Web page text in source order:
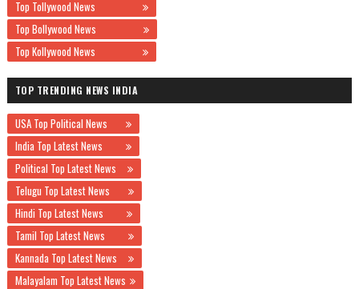
Top Tollywood News
Top Bollywood News
Top Kollywood News
TOP TRENDING NEWS INDIA
USA Top Political News
India Top Latest News
Political Top Latest News
Telugu Top Latest News
Hindi Top Latest News
Tamil Top Latest News
Kannada Top Latest News
Malayalam Top Latest News